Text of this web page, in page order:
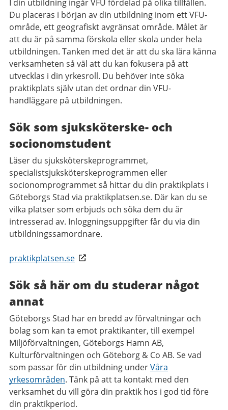
I din utbildning ingår VFU fördelad på olika tillfällen.
Du placeras i början av din utbildning inom ett VFU-
område, ett geografiskt avgränsat område. Målet är
att du är på samma förskola eller skola under hela
utbildningen. Tanken med det är att du ska lära känna
verksamheten så väl att du kan fokusera på att
utvecklas i din yrkesroll. Du behöver inte söka
praktikplats själv utan det ordnar din VFU-
handläggare på utbildningen.
Sök som sjuksköterske- och
socionomstudent
Läser du sjuksköterskeprogrammet,
specialistsjuksköterskeprogrammen eller
socionomprogrammet så hittar du din praktikplats i
Göteborgs Stad via praktikplatsen.se. Där kan du se
vilka platser som erbjuds och söka dem du är
intresserad av. Inloggningsuppgifter får du via din
utbildningssamordnare.
praktikplatsen.se
Sök så här om du studerar något
annat
Göteborgs Stad har en bredd av förvaltningar och
bolag som kan ta emot praktikanter, till exempel
Miljöförvaltningen, Göteborgs Hamn AB,
Kulturförvaltningen och Göteborg & Co AB. Se vad
som passar för din utbildning underVåra
yrkesområden. Tänk på att ta kontakt med den
verksamhet du vill göra din praktik hos i god tid före
din praktikperiod.